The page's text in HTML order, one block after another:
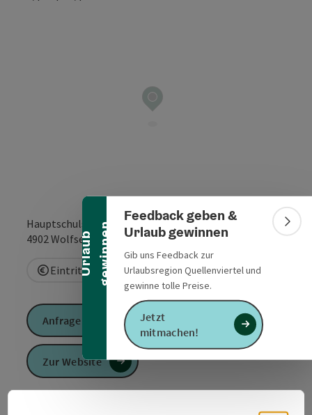
U
r
l
a
u
b
g
e
w
i
n
n
e n
Banner einklappen
Feedback geben &
Urlaub gewinnen
Gib uns Feedback zur
Urlaubsregion Quellenviertel und
gewinne tolle Preise.
Jetzt
mitmachen!
Hauptschulstraße 7
4902Wolfsegg am Hausruck in Google
in
Eintritt frei
Anfrage senden
Zur Website